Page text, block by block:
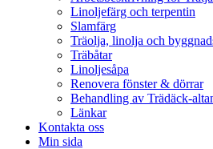
Linoljefärg och terpentin
Slamfärg
Träolja, linolja och
Träbåtar
Linoljesåpa
Renovera fönster & dörrar
Behandling av Trädäck-
Länkar
Kontakta oss
Min sida